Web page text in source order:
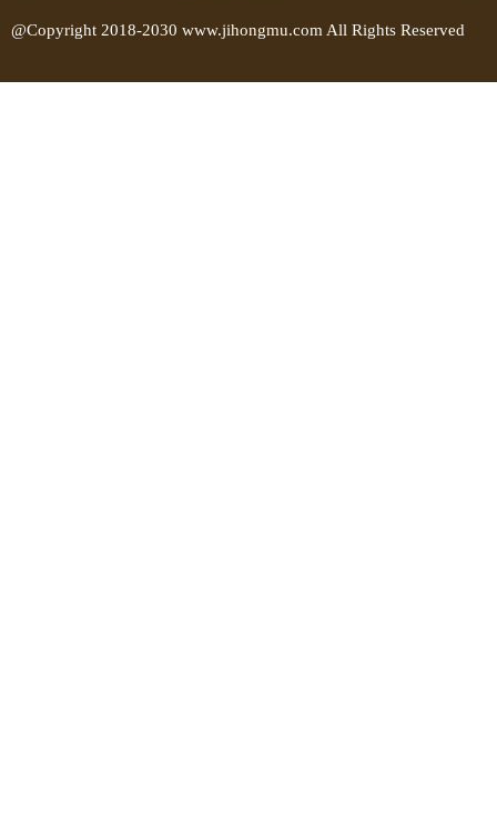
@Copyright 2018-2030 www.jihongmu.com All Rights Reserved